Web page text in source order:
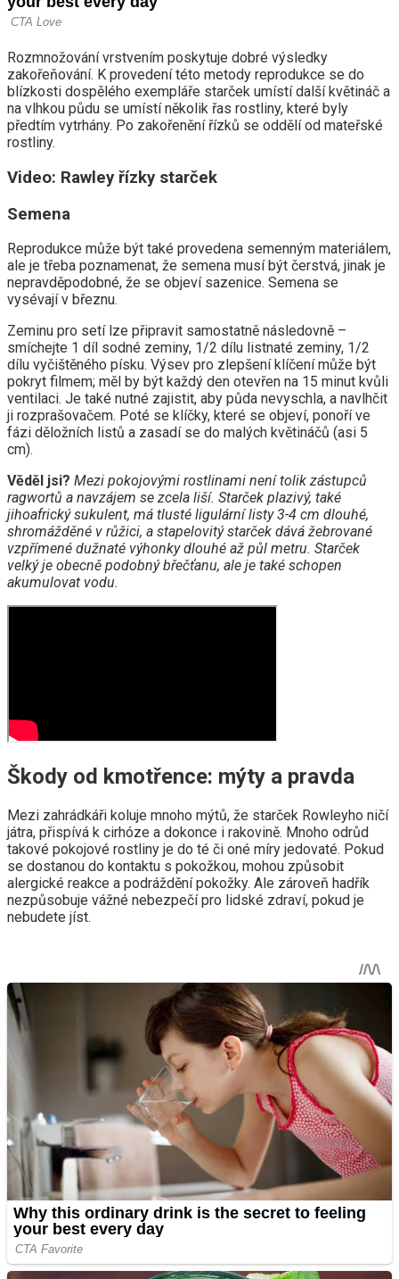
Rozmnožování vrstvením poskytuje dobré výsledky
zakořeňování. K provedení této metody reprodukce se do
blízkosti dospělého exempláře starček umístí další květináč a
na vlhkou půdu se umístí několik řas rostliny, které byly
předtím vytrhány. Po zakořenění řízků se oddělí od mateřské
rostliny.
Video: Rawley řízky starček
Semena
Reprodukce může být také provedena semenným materiálem,
ale je třeba poznamenat, že semena musí být čerstvá, jinak je
nepravděpodobné, že se objeví sazenice. Semena se
vysévají v březnu.
Zeminu pro setí lze připravit samostatně následovně –
smíchejte 1 díl sodné zeminy, 1/2 dílu listnaté zeminy, 1/2
dílu vyčištěného písku. Výsev pro zlepšení klíčení může být
pokryt filmem; měl by být každý den otevřen na 15 minut kvůli
ventilaci. Je také nutné zajistit, aby půda nevyschla, a navlhčit
ji rozprašovačem. Poté se klíčky, které se objeví, ponoří ve
fázi děložních listů a zasadí se do malých květináčů (asi 5
cm).
Věděl jsi? Mezi pokojovými rostlinami není tolik zástupců
ragwortů a navzájem se zcela liší. Starček plazivý, také
jihoafrický sukulent, má tlusté ligulární listy 3-4 cm dlouhé,
shromážděné v růžici, a stapelovitý starček dává žebrované
vzpřímené dužnaté výhonky dlouhé až půl metru. Starček
velký je obecně podobný břečťanu, ale je také schopen
akumulovat vodu.
Škody od kmotřence: mýty a pravda
Mezi zahrádkáři koluje mnoho mýtů, že starček Rowleyho ničí
játra, přispívá k cirhóze a dokonce i rakovině. Mnoho odrůd
takové pokojové rostliny je do té či oné míry jedovaté. Pokud
se dostanou do kontaktu s pokožkou, mohou způsobit
alergické reakce a podráždění pokožky. Ale zároveň hadřík
nezpůsobuje vážné nebezpečí pro lidské zdraví, pokud je
nebudete jíst.